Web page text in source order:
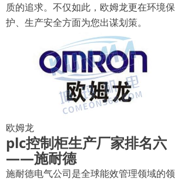
质的追求。不仅如此，欧姆龙更在环境保
护、生产安全方面为您出谋划策。
欧姆龙
plc控制柜生产厂家排名六
——施耐德
施耐德电气公司是全球能效管理领域的领